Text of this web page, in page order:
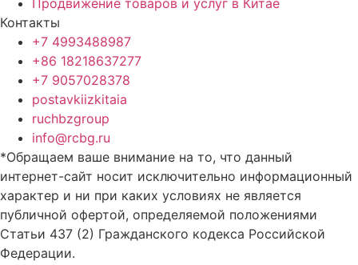
Продвижение товаров и услуг в Китае
Контакты
+7 4993488987
+86 18218637277
+7 9057028378
postavkiizkitaia
ruchbzgroup
info@rcbg.ru
*Обращаем ваше внимание на то, что данный
интернет-сайт носит исключительно информационный
характер и ни при каких условиях не является
публичной офертой, определяемой положениями
Статьи 437 (2) Гражданского кодекса Российской
Федерации.